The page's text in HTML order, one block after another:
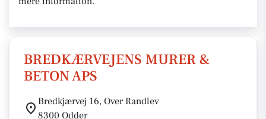
BREDKÆRVEJENS MURER &
BETON APS
Bredkjærvej 16, Over Randlev
8300 Odder